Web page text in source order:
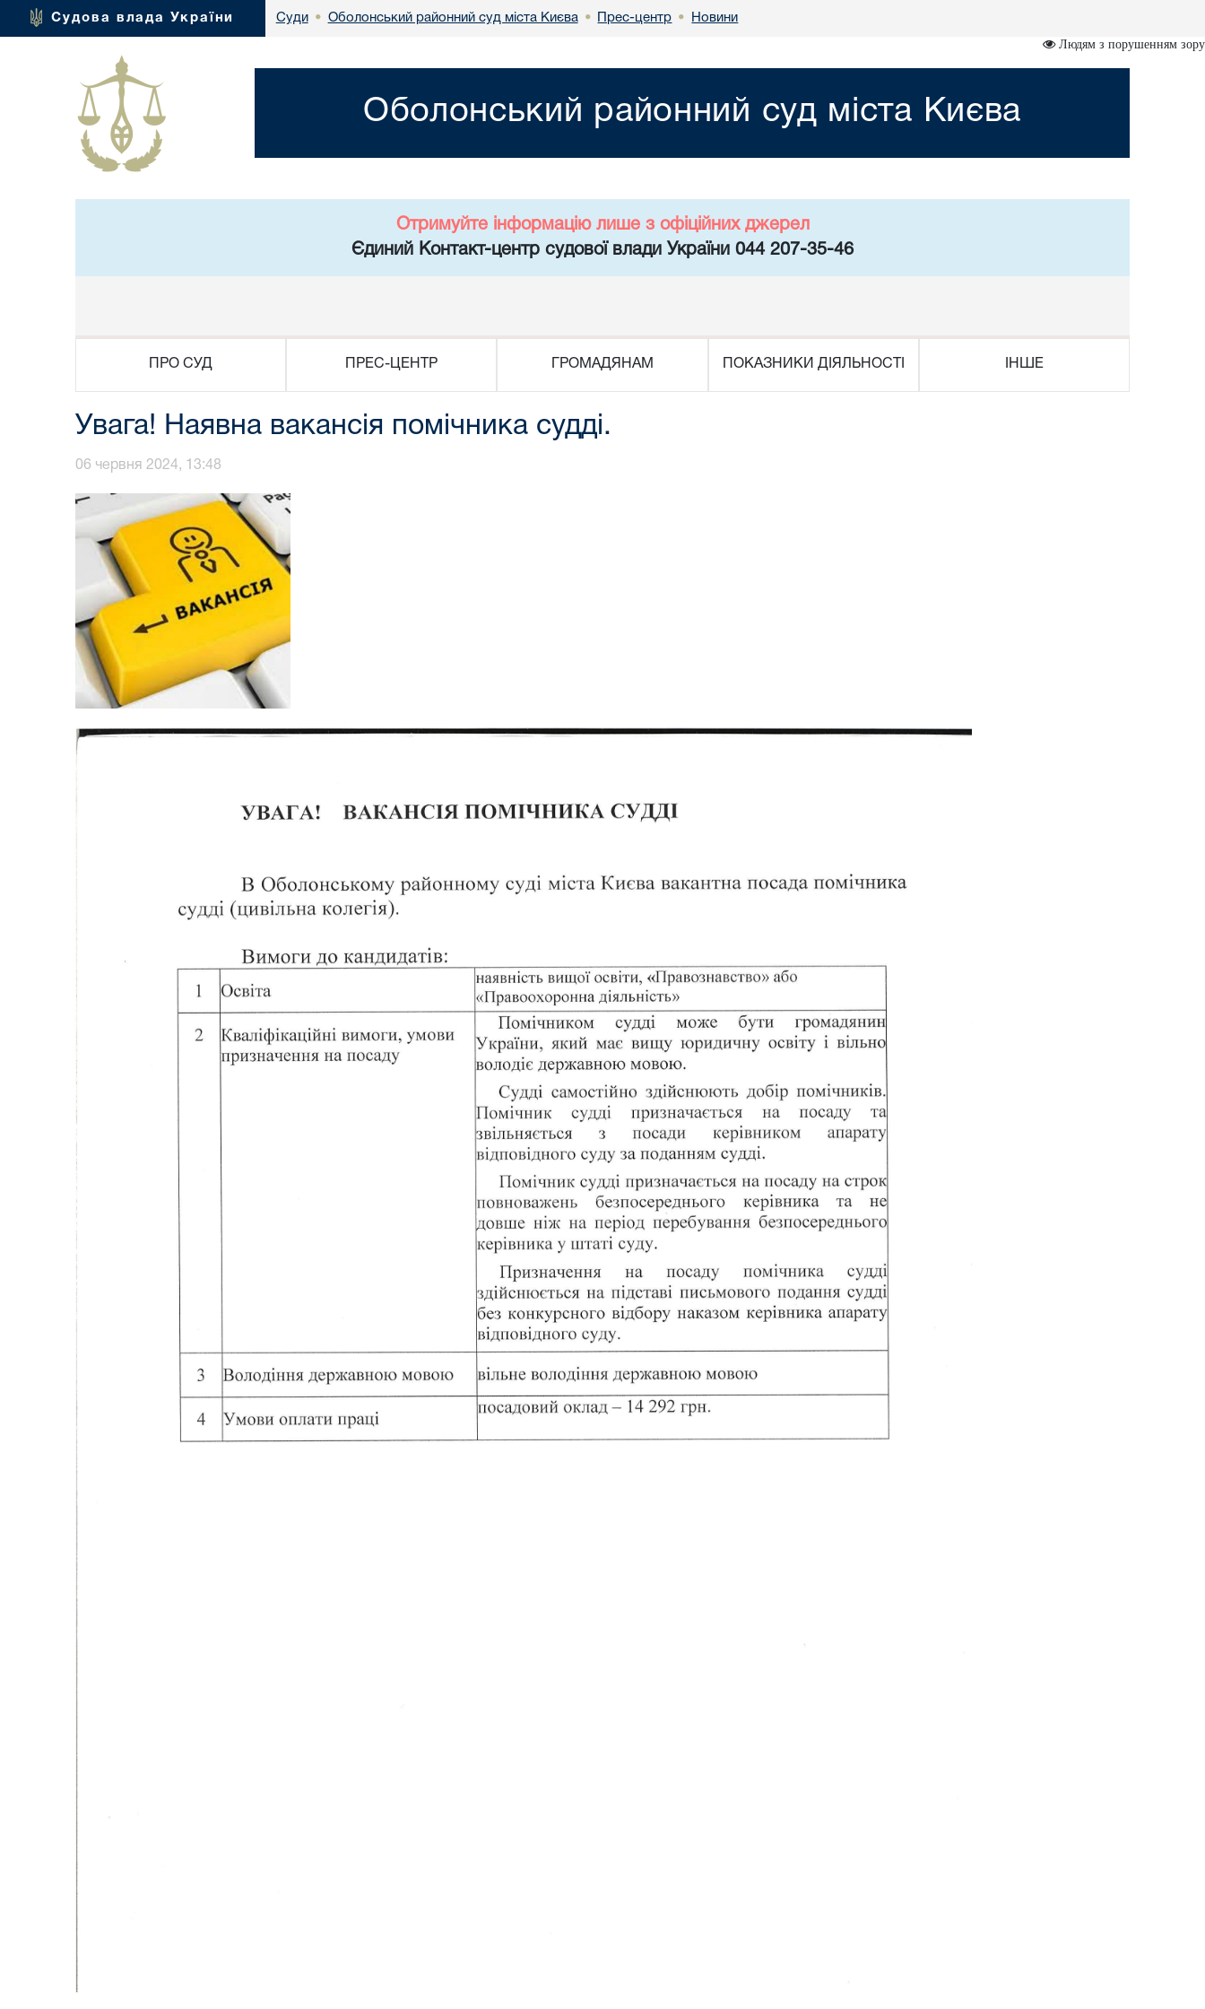
Судова влада України Суди • Оболонський районний суд міста Києва • Прес-центр • Новини
Людям з порушенням зору
Оболонський районний суд міста Києва
Отримуйте інформацію лише з офіційних джерел
Єдиний Контакт-центр судової влади України 044 207-35-46
ПРО СУД ПРЕС-ЦЕНТР ГРОМАДЯНАМ ПОКАЗНИКИ ДІЯЛЬНОСТІ ІНШЕ
Увага! Наявна вакансія помічника судді.
06 червня 2024, 13:48